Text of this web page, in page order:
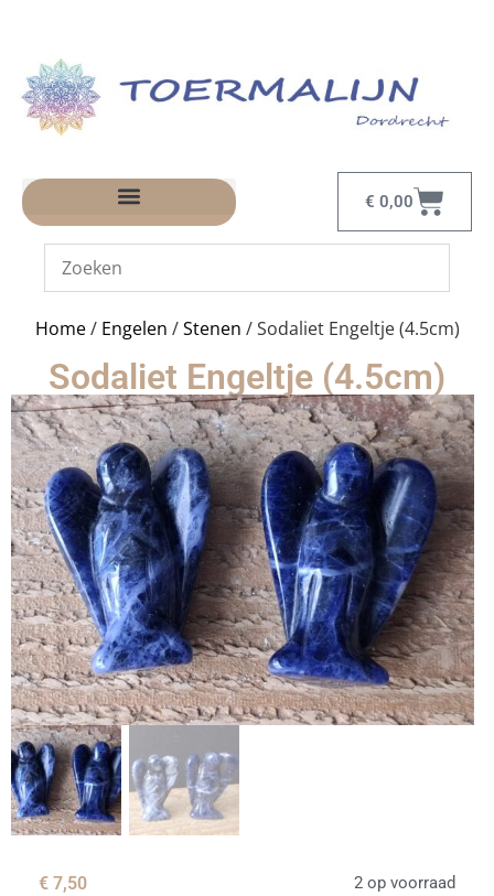
€ 0,00
Home/ Engelen /Stenen / Sodaliet Engeltje (4.5cm)
Sodaliet Engeltje (4.5cm)
€ 7,50 2 op voorraad